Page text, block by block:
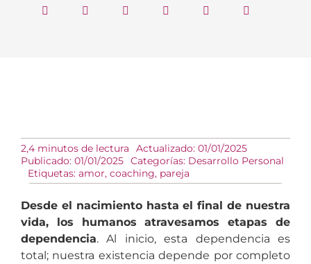
2,4 minutos de lectura
Actualizado: 01/01/2025
Publicado: 01/01/2025 Categorías: Desarrollo Personal
Etiquetas: amor, coaching, pareja
Desde el nacimiento hasta el final de nuestra
vida, los humanos atravesamos etapas de
dependencia. Al inicio, esta dependencia es
total; nuestra existencia depende por completo